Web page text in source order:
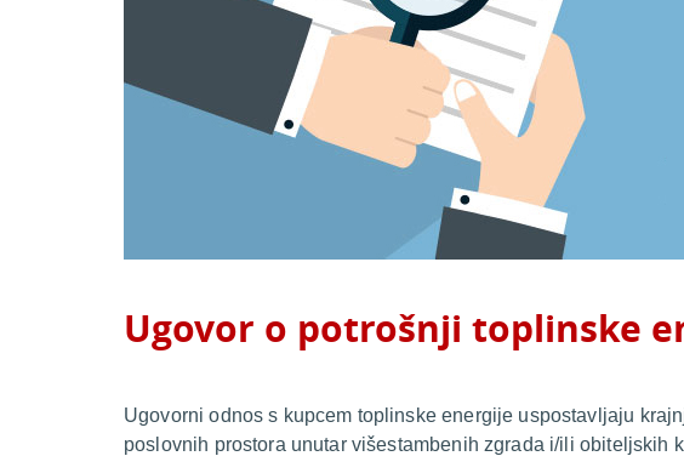
Ugovor o potrošnji toplinske
Ugovorni odnos s kupcem toplinske energije uspostavljaju
poslovnih prostora unutar višestambenih zgrada i/ili obiteljskih